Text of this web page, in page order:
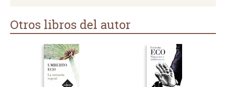
Otros libros del autor